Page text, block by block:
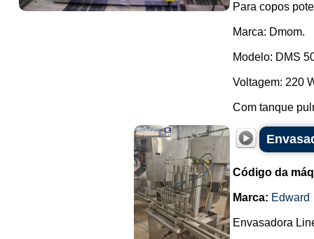
Para copos
Marca: Dmom.
Modelo: DMS
Voltagem: 220
Com tanque
Código da
Marca: Edward
Envasadora